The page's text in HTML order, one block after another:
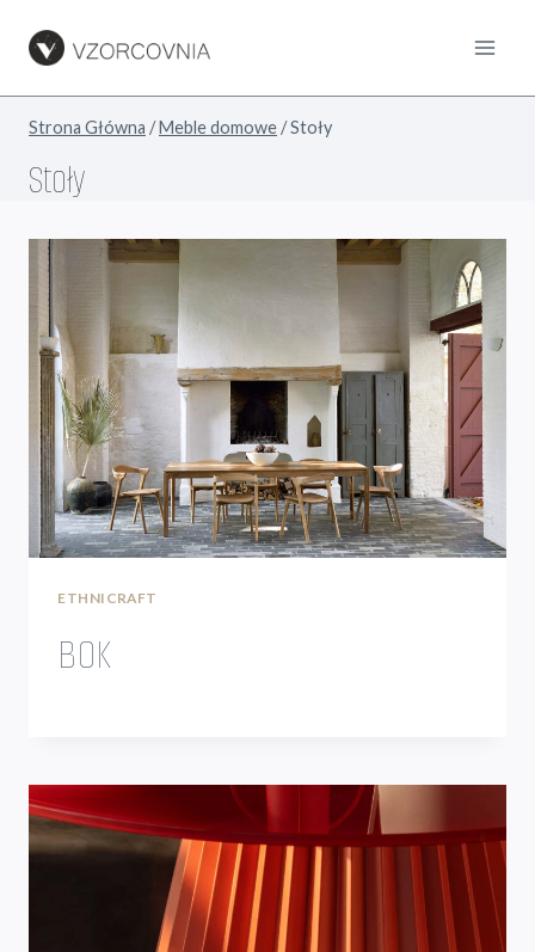
Strona Główna /Meble domowe/Stoły
Stoły
ETHNICRAFT
BOK